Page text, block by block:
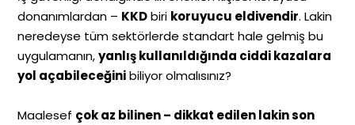
donanımlardan – KKDbiri koruyucu eldivendir. Lakin
neredeyse tüm sektörlerde standart hale gelmiş bu
uygulamanın,yanlış kullanıldığında ciddi kazalara
yol açabileceğinibiliyor olmalısınız?
Maalesef çok az bilinen – dikkat edilen lakin son